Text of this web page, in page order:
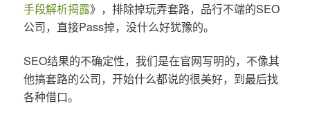
手段解析揭露》，排除掉玩弄套路，品行不端的SEO
公司，直接Pass掉，没什么好犹豫的。
SEO结果的不确定性，我们是在官网写明的，不像其
他搞套路的公司，开始什么都说的很美好，到最后找
各种借口。